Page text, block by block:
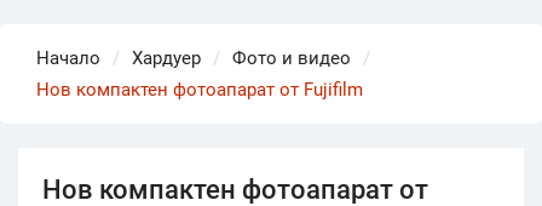
Начало Хардуер
Фото и видео
Нов компактен фотоапарат от Fujifilm
Нов компактен фотоапарат от